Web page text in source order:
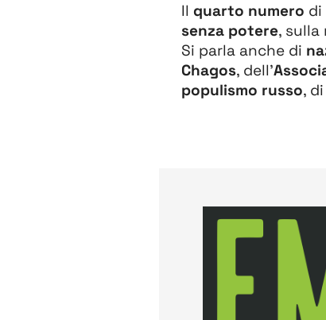
Ilquarto numero di
senza potere,
Si parla anche di
Chagos, dell'
populismo russo, di